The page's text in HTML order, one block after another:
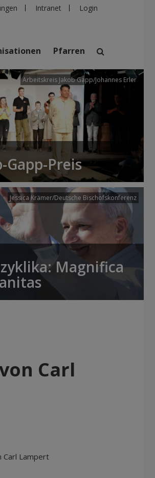
Intranet Login
suchen
Pfarren Einrichtungen
Pfarren
Arbeitskreis Jakob Gapp/Johannes Erler
Gapp-Preis
Jessica Krämer/Deutsche Bischofskonferenz
Magnifica
Carl
Carl Lampert